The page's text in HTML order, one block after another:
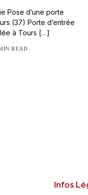
Pose d’une porte
(37) Porte d’entrée
à Tours […]
READ
Infos